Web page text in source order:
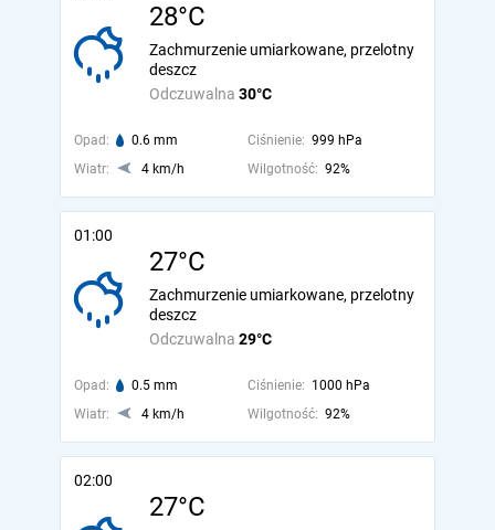
28°C
Odczuwalna 30°C
Zachmurzenie umiarkowane, przelotny
deszcz
Opad: 0.6 mm Ciśnienie: 999 hPa
Wiatr:
4 km/h Wilgotność: 92%
01:00
27°C
Odczuwalna 29°C
Zachmurzenie umiarkowane, przelotny
deszcz
Opad: 0.5 mm Ciśnienie: 1000 hPa
Wiatr:
4 km/h Wilgotność: 92%
02:00
27°C